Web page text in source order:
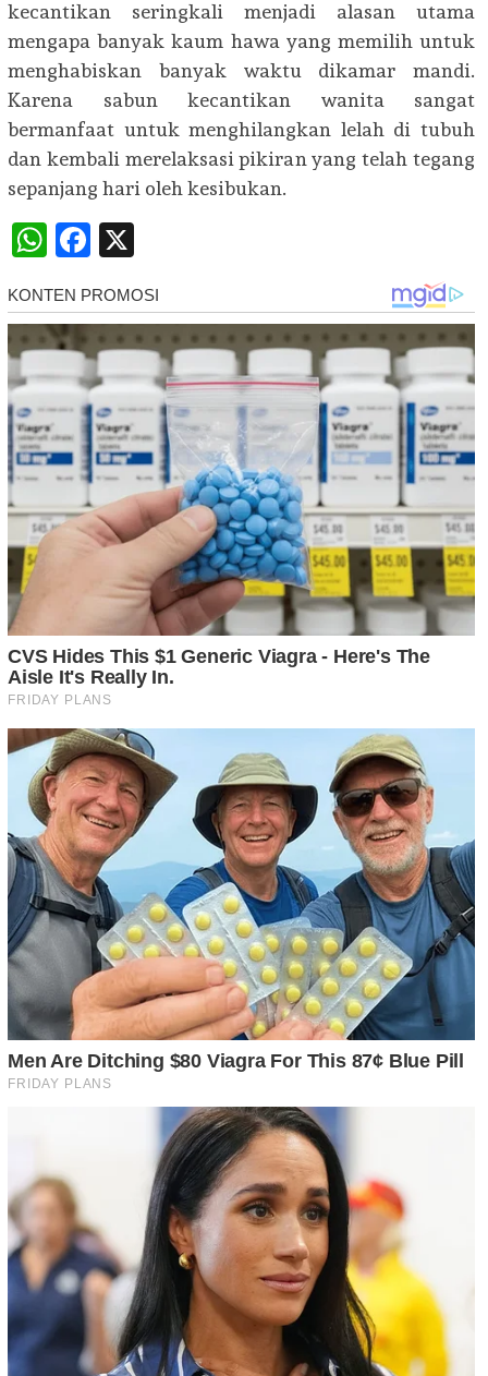
kecantikan seringkali menjadi alasan utama
mengapa banyak kaum hawa yang memilih untuk
menghabiskan banyak waktu dikamar mandi.
Karena sabun kecantikan wanita sangat
bermanfaat untuk menghilangkan lelah di tubuh
dan kembali merelaksasi pikiran yang telah tegang
sepanjang hari oleh kesibukan.
WhatsApp
Facebook